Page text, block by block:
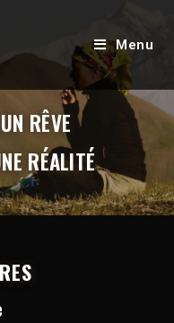
Menu
RÊVE
RÉALITÉ